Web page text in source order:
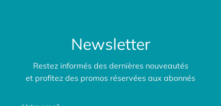
Newsletter
Restez informés des dernières nouveautés
et profitez des promos réservées aux abonnés